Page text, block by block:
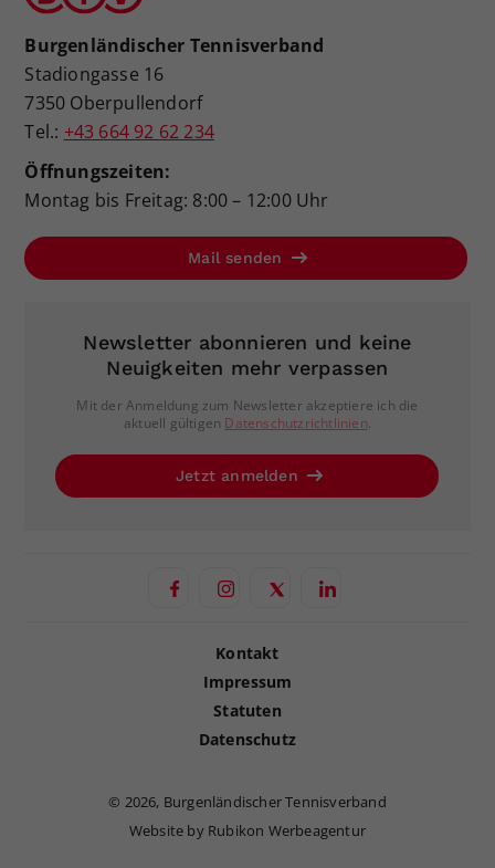
Burgenländischer Tennisverband
Stadiongasse 16
7350 Oberpullendorf
Tel.: +43 664 92 62 234
Öffnungszeiten:
Montag bis Freitag: 8:00 – 12:00 Uhr
Mail senden
Newsletter abonnieren und keine
Neuigkeiten mehr verpassen
Mit der Anmeldung zum Newsletter akzeptiere ich die
aktuell gültigen Datenschutzrichtlinien.
Jetzt anmelden
Kontakt
Impressum
Statuten
Datenschutz
© 2026, Burgenländischer Tennisverband
Website by Rubikon Werbeagentur